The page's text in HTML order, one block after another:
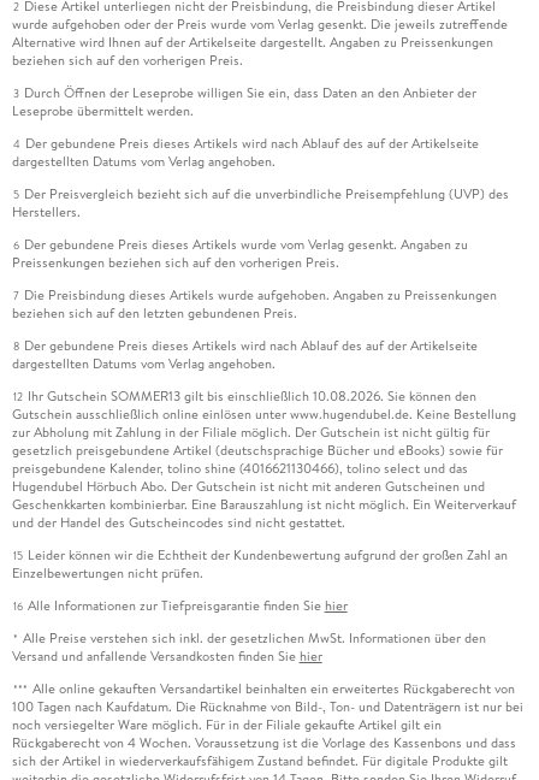
2 Diese Artikel unterliegen nicht der Preisbindung, die Preisbindung dieser Artikel
wurde aufgehoben oder der Preis wurde vom Verlag gesenkt. Die jeweils zutreffende
Alternative wird Ihnen auf der Artikelseite dargestellt. Angaben zu Preissenkungen
beziehen sich auf den vorherigen Preis.
3 Durch Öffnen der Leseprobe willigen Sie ein, dass Daten an den Anbieter der
Leseprobe übermittelt werden.
4 Der gebundene Preis dieses Artikels wird nach Ablauf des auf der Artikelseite
dargestellten Datums vom Verlag angehoben.
5 Der Preisvergleich bezieht sich auf die unverbindliche Preisempfehlung (UVP) des
Herstellers.
6 Der gebundene Preis dieses Artikels wurde vom Verlag gesenkt. Angaben zu
Preissenkungen beziehen sich auf den vorherigen Preis.
7 Die Preisbindung dieses Artikels wurde aufgehoben. Angaben zu Preissenkungen
beziehen sich auf den letzten gebundenen Preis.
8 Der gebundene Preis dieses Artikels wird nach Ablauf des auf der Artikelseite
dargestellten Datums vom Verlag angehoben.
12 Ihr Gutschein SOMMER13 gilt bis einschließlich 10.08.2026. Sie können den
Gutschein ausschließlich online einlösen unter www.hugendubel.de. Keine Bestellung
zur Abholung mit Zahlung in der Filiale möglich. Der Gutschein ist nicht gültig für
gesetzlich preisgebundene Artikel (deutschsprachige Bücher und eBooks) sowie für
preisgebundene Kalender, tolino shine (4016621130466), tolino select und das
Hugendubel Hörbuch Abo. Der Gutschein ist nicht mit anderen Gutscheinen und
Geschenkkarten kombinierbar. Eine Barauszahlung ist nicht möglich. Ein Weiterverkauf
und der Handel des Gutscheincodes sind nicht gestattet.
15 Leider können wir die Echtheit der Kundenbewertung aufgrund der großen Zahl an
Einzelbewertungen nicht prüfen.
16 Alle Informationen zur Tiefpreisgarantie finden Sie hier
* Alle Preise verstehen sich inkl. der gesetzlichen MwSt. Informationen über den
Versand und anfallende Versandkosten finden Sie hier
*** Alle online gekauften Versandartikel beinhalten ein erweitertes Rückgaberecht von
100 Tagen nach Kaufdatum. Die Rücknahme von Bild-, Ton- und Datenträgern ist nur bei
noch versiegelter Ware möglich. Für in der Filiale gekaufte Artikel gilt ein
Rückgaberecht von 4 Wochen. Voraussetzung ist die Vorlage des Kassenbons und dass
sich der Artikel in wiederverkaufsfähigem Zustand befindet. Für digitale Produkte gilt